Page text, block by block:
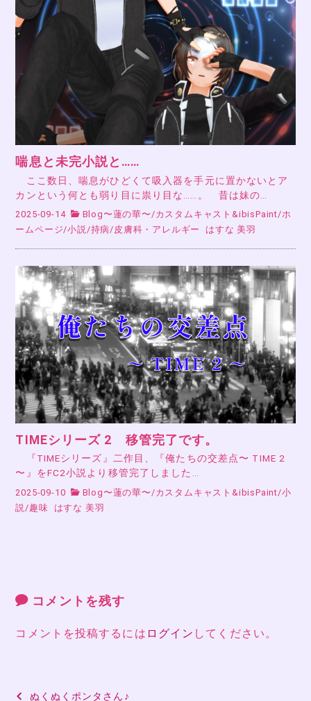
喘息と未完小説と……
ここ数日、喘息がひどくて吸入器を手元に置かないとア
カンという何とも弱り目に祟り目な……。 昔は妹の…
2025-09-14 Blog〜蓮の華〜/カスタムキャスト&ibisPaint/ホ
ームページ/小説/持病/皮膚科・アレルギー はすな 美羽
TIMEシリーズ 2 移管完了です。
『TIMEシリーズ』二作目、『俺たちの交差点〜 TIME 2
〜』をFC2小説より移管完了しました…
2025-09-10 Blog〜蓮の華〜 /カスタムキャスト&ibisPaint/小
説 /趣味 はすな 美羽
コメントを残す
コメントを投稿するには ログイン してください。
投
ぬくぬくポンタさん♪